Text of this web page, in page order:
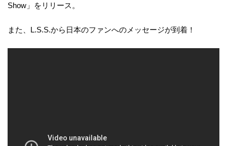
Show」をリリース。
また、L.S.S.から日本のファンへのメッセージが到着！